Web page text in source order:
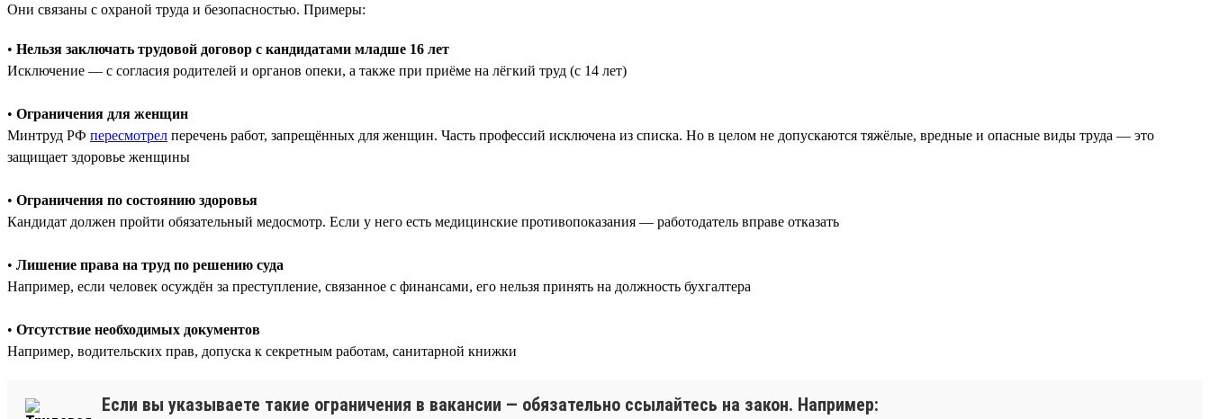
Они связаны с охраной труда и безопасностью. Примеры:
• Нельзя заключать трудовой договор с кандидатами младше 16 лет
Исключение — с согласия родителей и органов опеки, а также при приёме на лёгкий труд (с 14 лет)
• Ограничения для женщин
Минтруд РФ пересмотрел перечень работ, запрещённых для женщин. Часть профессий исключена из списка. Но в целом не допускаются тяжёлые, вредные и опасные виды труда — это
защищает здоровье женщины
• Ограничения по состоянию здоровья
Кандидат должен пройти обязательный медосмотр. Если у него есть медицинские противопоказания — работодатель вправе отказать
• Лишение права на труд по решению суда
Например, если человек осуждён за преступление, связанное с финансами, его нельзя принять на должность бухгалтера
• Отсутствие необходимых документов
Например, водительских прав, допуска к секретным работам, санитарной книжки
Если вы указываете такие ограничения в вакансии — обязательно ссылайтесь на закон. Например: